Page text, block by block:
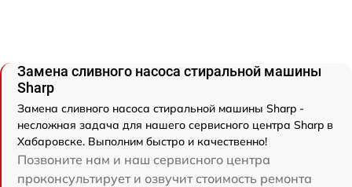
Замена сливного насоса стиральной машины
Sharp
Замена сливного насоса стиральной машины Sharp -
несложная задача для нашего сервисного центра Sharp в
Хабаровске. Выполним быстро и качественно!
Позвоните нам и наш сервисного центра
проконсультирует и озвучит стоимость ремонта